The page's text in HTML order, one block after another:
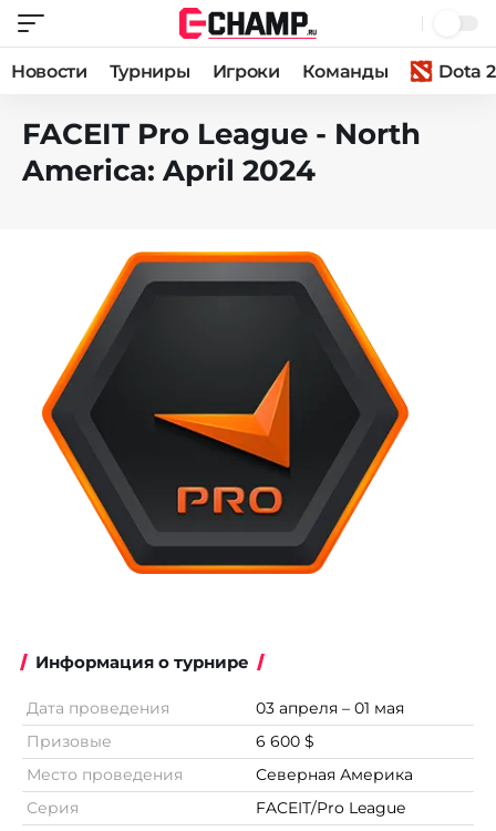
Новости Турниры Игроки Команды Dota 2
FACEIT Pro League - North
America: April 2024
Информация о турнире
Дата проведения
03 апреля – 01 мая
Призовые
6 600 $
Место проведения
Северная Америка
Серия
FACEIT/Pro League